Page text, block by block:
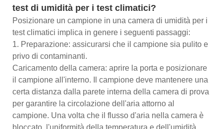
test di umidità per i test climatici?
Posizionare un campione in una camera di umidità per i
test climatici implica in genere i seguenti passaggi:
1. Preparazione: assicurarsi che il campione sia pulito e
privo di contaminanti.
Caricamento della camera: aprire la porta e posizionare
il campione all'interno. Il campione deve mantenere una
certa distanza dalla parete interna della camera di prova
per garantire la circolazione dell'aria attorno al
campione. Una volta che il flusso d'aria nella camera è
bloccato, l'uniformità della temperatura e dell'umidità